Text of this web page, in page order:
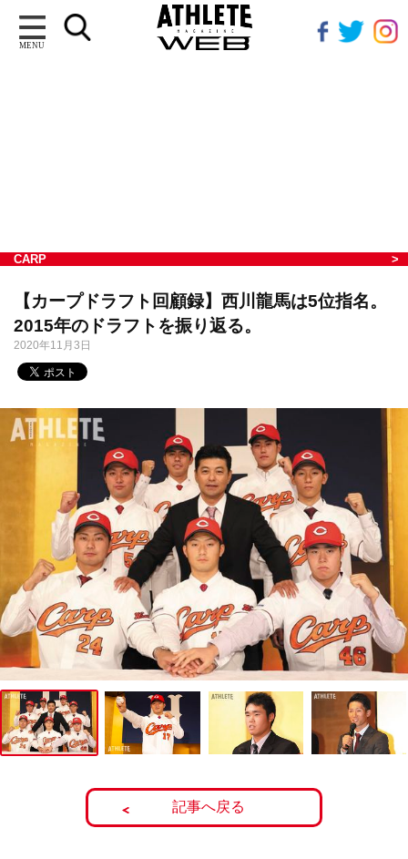
MENU
CARP
【カープドラフト回顧録】西川龍馬は5位指名。
2015年のドラフトを振り返る。
2020年11月3日
記事へ戻る